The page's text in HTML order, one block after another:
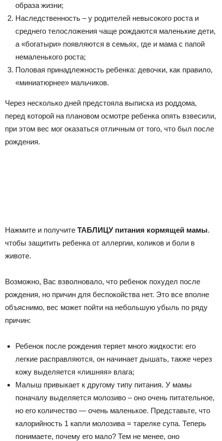
образа жизни;
Наследственность – у родителей невысокого роста и
среднего телосложения чаще рождаются маленькие дети,
а «богатыри» появляются в семьях, где и мама с папой
немаленького роста;
Половая принадлежность ребенка: девочки, как правило,
«миниатюрнее» мальчиков.
Через несколько дней предстояла выписка из роддома,
перед которой на плановом осмотре ребенка опять взвесили,
при этом вес мог оказаться отличным от того, что был после
рождения.
Нажмите и получите ТАБЛИЦУ питания кормящей мамы.
чтобы защитить ребенка от аллергии, коликов и боли в
животе.
Возможно, Вас взволновало, что ребенок похудел после
рождения, но причин для беспокойства нет. Это все вполне
объяснимо, вес может пойти на небольшую убыль по ряду
причин:
Ребенок после рождения теряет много жидкости: его
легкие расправляются, он начинает дышать, также через
кожу выделяется «лишняя» влага;
Малыш привыкает к другому типу питания. У мамы
поначалу выделяется молозиво – оно очень питательное,
но его количество — очень маленькое. Представьте, что
калорийность 1 капли молозива = тарелке супа. Теперь
понимаете, почему его мало? Тем не менее, оно